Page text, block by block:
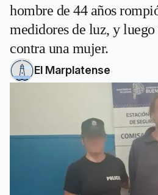
hombre de 44 años
medidores de luz, y
contra una mujer.
El Marplatense